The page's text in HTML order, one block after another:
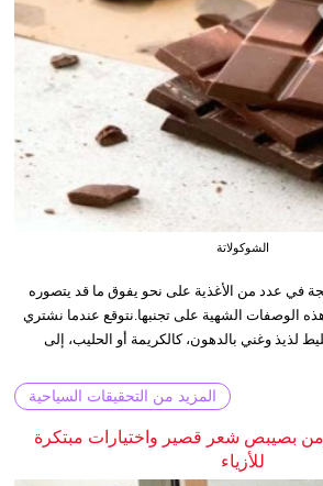
الشوكولاتة
في عدد من الأغذية على نحو يفوق ما قد يتصوره
الوصفات الشهية على تجنبها.نتوقع عندما نشتري
لذيذ وغني بالدهون، كالكريمة أو الحليب، إلى
المزيد من التحقيقات السياحية
بصيبص شعر قصير واختيارات مبتكرة
للأزياء